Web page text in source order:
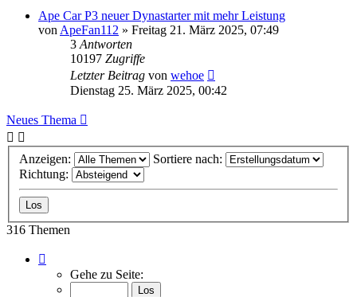
Ape Car P3 neuer Dynastarter mit mehr Leistung
von ApeFan112 » Freitag 21. März 2025, 07:49
3 Antworten
10197 Zugriffe
Letzter Beitrag von wehoe
Dienstag 25. März 2025, 00:42
Neues Thema
Anzeigen:
Sortiere nach:
Richtung:
316 Themen
von
Gehe zu Seite: